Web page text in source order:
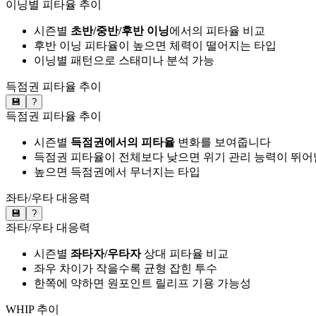
이닝별 피타율 추이
시즌별 초반/중반/후반 이닝에서의 피타율 비교
후반 이닝 피타율이 높으면 체력이 떨어지는 타입
이닝별 패턴으로 스태미나 분석 가능
득점권 피타율 추이
💾 ?
득점권 피타율 추이
시즌별 득점권에서의 피타율 변화를 보여줍니다
득점권 피타율이 전체보다 낮으면 위기 관리 능력이 뛰어
높으면 득점권에서 무너지는 타입
좌타/우타 대응력
💾 ?
좌타/우타 대응력
시즌별 좌타자/우타자상대 피타율 비교
좌우 차이가 작을수록 균형 잡힌 투수
한쪽에 약하면 원포인트 릴리프 기용 가능성
WHIP 추이